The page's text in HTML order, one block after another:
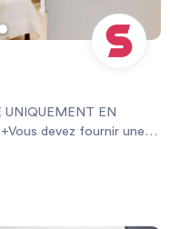
UNIQUEMENT EN
habitation+++